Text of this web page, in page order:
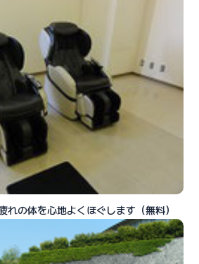
れの体を心地よくほぐします（無料）